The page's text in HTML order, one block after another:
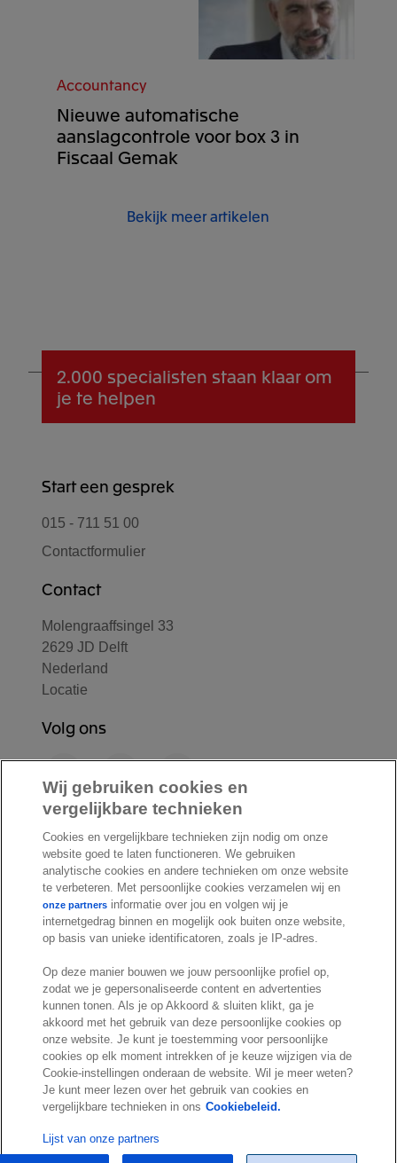
Accountancy
Nieuwe automatische
aanslagcontrole voor box 3 in
Fiscaal Gemak
Bekijk meer artikelen
2.000 specialisten staan klaar om
je te helpen
Start een gesprek
015 - 711 51 00
Contactformulier
Contact
Molengraaffsingel 33
2629 JD Delft
Nederland
Locatie
Volg ons
F
a
c
o
o
k
L
i
n
d
I
n
Y
o
u
u
b
e
n
s
t
a
g
r
a
m
S
p
o
t
i
f
y
© Exact 2026
Cookie statement
Cookie settings
Marketing preferences
Disclaimer
Site conditions
Terms & conditions
Wij gebruiken cookies en
vergelijkbare technieken
Cookies en vergelijkbare technieken zijn nodig om onze
website goed te laten functioneren. We gebruiken
analytische cookies en andere technieken om onze website
te verbeteren. Met persoonlijke cookies verzamelen wij en
onze partners informatie over jou en volgen wij je
internetgedrag binnen en mogelijk ook buiten onze website,
op basis van unieke identificatoren, zoals je IP-adres.
Op deze manier bouwen we jouw persoonlijke profiel op,
zodat we je gepersonaliseerde content en advertenties
kunnen tonen. Als je op Akkoord & sluiten klikt, ga je
akkoord met het gebruik van deze persoonlijke cookies op
onze website. Je kunt je toestemming voor persoonlijke
cookies op elk moment intrekken of je keuze wijzigen via de
Cookie-instellingen onderaan de website. Wil je meer weten?
Je kunt meer lezen over het gebruik van cookies en
vergelijkbare technieken in ons Cookiebeleid.
Lijst van onze partners